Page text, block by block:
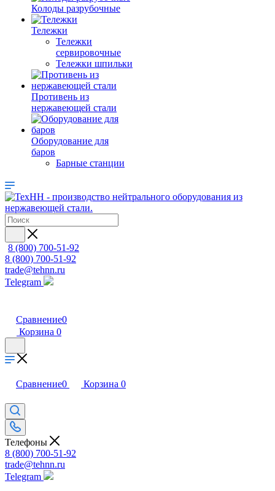
Колоды разрубочные
Тележки
Тележки
сервировочные
Тележки шпильки
Противень из
нержавеющей стали
Оборудование для
баров
Барные станции
8 (800) 700-51-92
8 (800) 700-51-92
trade@tehnn.ru
Telegram
Сравнение0
Корзина 0
Сравнение0 Корзина 0
Телефоны
8 (800) 700-51-92
trade@tehnn.ru
Telegram